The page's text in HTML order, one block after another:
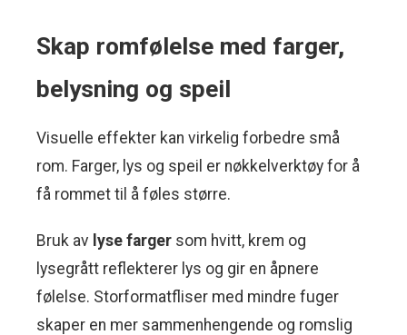
Skap romfølelse med farger,
belysning og speil
Visuelle effekter kan virkelig forbedre små
rom. Farger, lys og speil er nøkkelverktøy for å
få rommet til å føles større.
Bruk av lyse farger som hvitt, krem og
lysegrått reflekterer lys og gir en åpnere
følelse. Storformatfliser med mindre fuger
skaper en mer sammenhengende og romslig